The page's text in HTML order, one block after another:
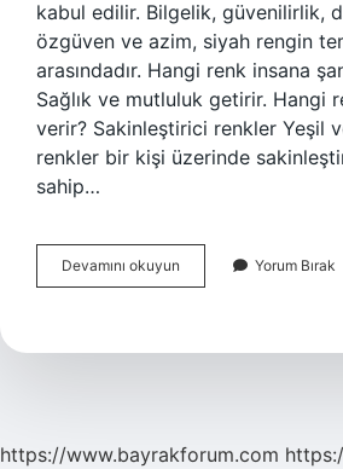
kabul edilir. Bilgelik, güvenilirlik,
özgüven ve azim, siyah rengin
arasındadır. Hangi renk insana
Sağlık ve mutluluk getirir. Hangi
verir? Sakinleştirici renkler Yeşil
renkler bir kişi üzerinde
sahip…
Devamını okuyun
Renk
Verir
Yorum Bırak
https://www.bayrakforum.com